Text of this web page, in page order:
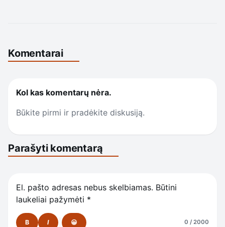
Komentarai
Kol kas komentarų nėra.
Būkite pirmi ir pradėkite diskusiją.
Parašyti komentarą
El. pašto adresas nebus skelbiamas. Būtini
laukeliai pažymėti *
B I 😀 0 / 2000